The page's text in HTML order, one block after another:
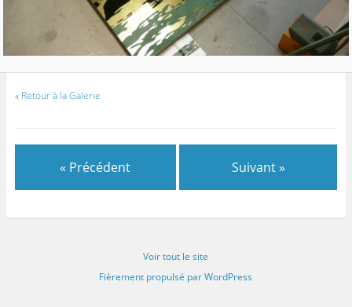
« Retour à la Galerie
« Précédent Suivant »
Voir tout le site
Fièrement propulsé par WordPress